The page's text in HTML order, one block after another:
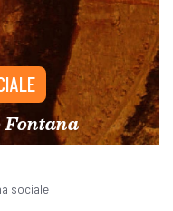
Fontana
sociale